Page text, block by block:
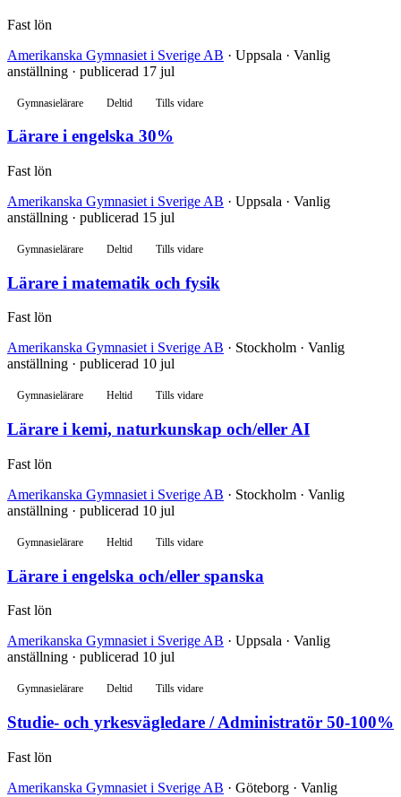
Fast lön
Amerikanska Gymnasiet i Sverige AB · Uppsala · Vanlig
anställning · publicerad 17 jul
Gymnasielärare Deltid Tills vidare
Lärare i engelska 30%
Fast lön
Amerikanska Gymnasiet i Sverige AB · Uppsala · Vanlig
anställning · publicerad 15 jul
Gymnasielärare Deltid Tills vidare
Lärare i matematik och fysik
Fast lön
Amerikanska Gymnasiet i Sverige AB · Stockholm · Vanlig
anställning · publicerad 10 jul
Gymnasielärare Heltid Tills vidare
Lärare i kemi, naturkunskap och/eller AI
Fast lön
Amerikanska Gymnasiet i Sverige AB · Stockholm · Vanlig
anställning · publicerad 10 jul
Gymnasielärare Heltid Tills vidare
Lärare i engelska och/eller spanska
Fast lön
Amerikanska Gymnasiet i Sverige AB · Uppsala · Vanlig
anställning · publicerad 10 jul
Gymnasielärare Deltid Tills vidare
Studie- och yrkesvägledare / Administratör 50-100%
Fast lön
Amerikanska Gymnasiet i Sverige AB · Göteborg · Vanlig